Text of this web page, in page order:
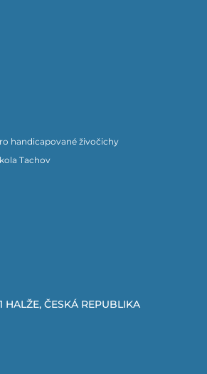
handicapované živočichy
Tachov
HALŽE, ČESKÁ REPUBLIKA